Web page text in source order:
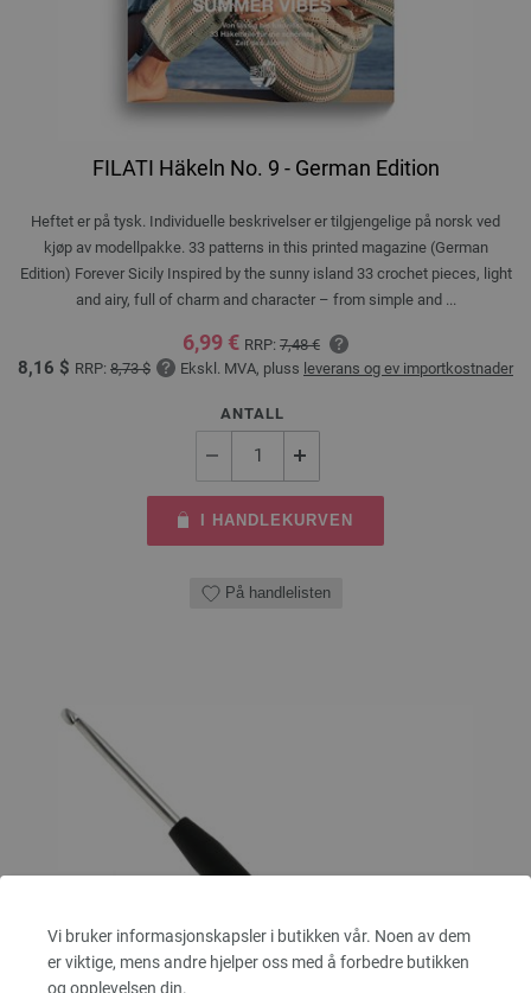
Vi bruker informasjonskapsler i butikken vår. Noen av dem
er viktige, mens andre hjelper oss med å forbedre butikken
og opplevelsen din.
FILATI Häkeln No. 9 - German Edition
Heftet er på tysk. Individuelle beskrivelser er tilgjengelige på norsk ved
kjøp av modellpakke. 33 patterns in this printed magazine (German
Edition) Forever Sicily Inspired by the sunny island 33 crochet pieces, light
and airy, full of charm and character – from simple and ...
6,99 € RRP: 7,48 €
8,16 $ RRP: 8,73 $ Ekskl. MVA, pluss leverans og ev importkostnader
ANTALL
I HANDLEKURVEN
På handlelisten